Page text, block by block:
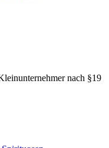
nach §19